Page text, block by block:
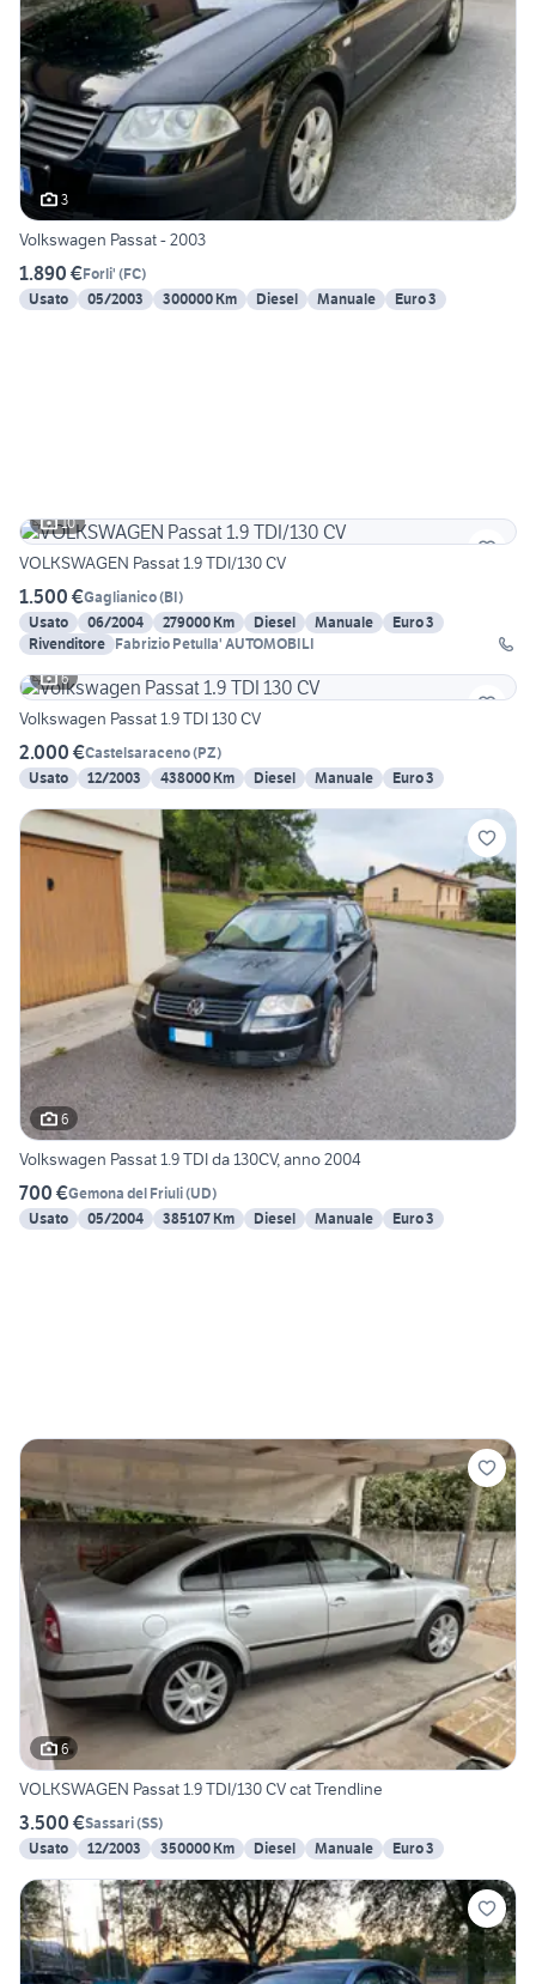
3
Volkswagen Passat - 2003
1.890 €Forli' (FC)
Usato
05/2003 300000 Km Diesel Manuale Euro 3
10
VOLKSWAGEN Passat 1.9 TDI/130 CV
1.500 €Gaglianico(BI)
Usato
06/2004 279000 Km Diesel Manuale
Euro 3
Rivenditore Fabrizio Petulla' AUTOMOBILI
6
Volkswagen Passat 1.9 TDI 130 CV
2.000 €Castelsaraceno(PZ)
Usato
12/2003 438000 Km Diesel Manuale Euro 3
6
Volkswagen Passat 1.9 TDI da 130CV, anno 2004
700 €Gemona del Friuli(UD)
Usato
05/2004 385107 Km Diesel Manuale Euro 3
6
VOLKSWAGEN Passat 1.9 TDI/130 CV cat Trendline
3.500 €Sassari(SS)
Usato
12/2003 350000 Km Diesel Manuale Euro 3